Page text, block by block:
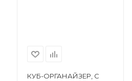
КУБ-ОРГАНАЙЗЕР, С